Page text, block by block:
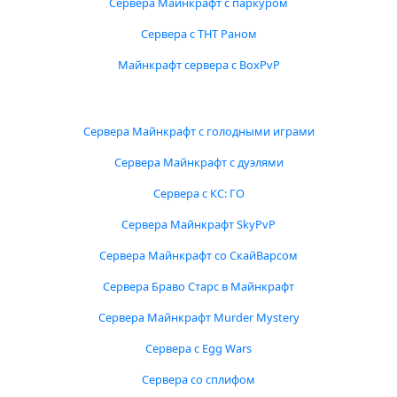
Сервера с ТНТ Раном
Майнкрафт сервера с BoxPvP
Сервера Майнкрафт с голодными играми
Сервера Майнкрафт с дуэлями
Сервера с КС: ГО
Сервера Майнкрафт SkyPvP
Сервера Майнкрафт со СкайВарсом
Сервера Браво Старс в Майнкрафт
Сервера Майнкрафт Murder Mystery
Сервера с Egg Wars
Сервера со сплифом